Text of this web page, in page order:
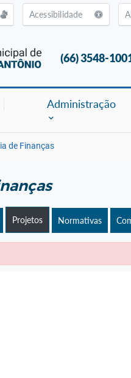
menu [alt+2] Ir para a busca [alt+3]
Acessibilidade
(66) 3548-
Administração
de Finanças
Projetos Normativas